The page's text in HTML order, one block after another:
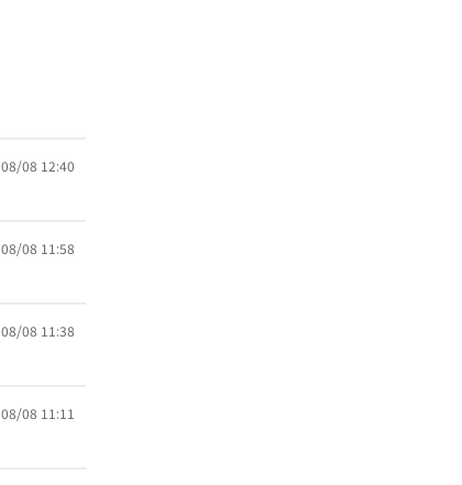
08/08 12:40
08/08 11:58
08/08 11:38
08/08 11:11